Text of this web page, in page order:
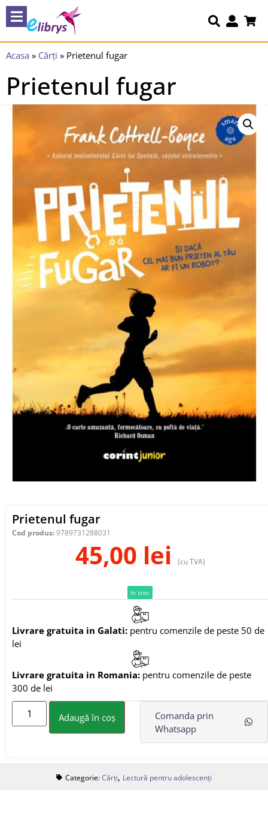
Acasa » Cărți » Prietenul fugar
Prietenul fugar
Prietenul fugar
Cod produs:9789731288031
45,00 lei (cu TVA)
In stoc
Livrare gratuita in Galati: pentru comenzile de peste 50 de
lei
Livrare gratuita in Romania: pentru comenzile de peste
300 de lei
Adaugă în coș
Comanda prin
Whatsapp
Categorie:Cărți, Lectură pentru adolescenți